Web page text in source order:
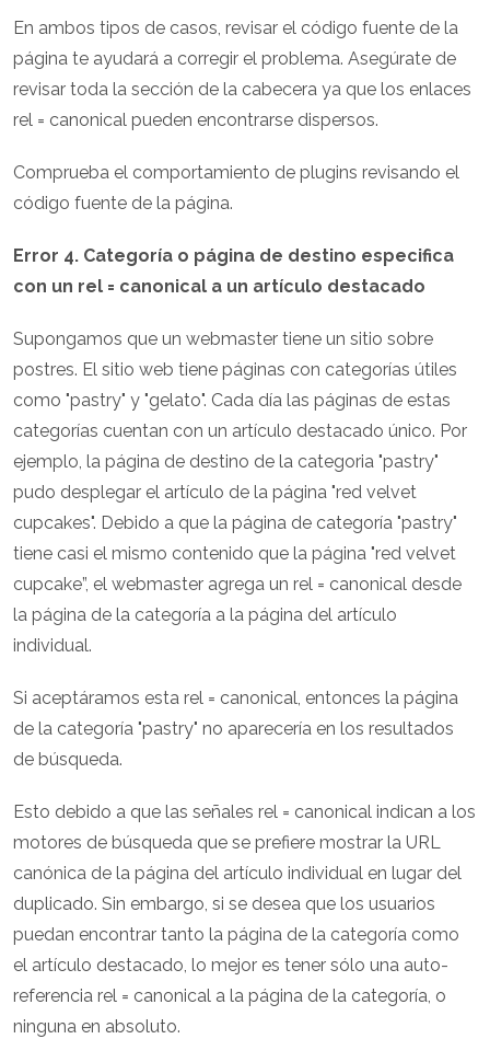
En ambos tipos de casos, revisar el código fuente de la
página te ayudará a corregir el problema. Asegúrate de
revisar toda la sección de la cabecera ya que los enlaces
rel = canonical pueden encontrarse dispersos.
Comprueba el comportamiento de plugins revisando el
código fuente de la página.
Error 4. Categoría o página de destino especifica
con un rel = canonical a un artículo destacado
Supongamos que un webmaster tiene un sitio sobre
postres. El sitio web tiene páginas con categorías útiles
como "pastry" y "gelato". Cada día las páginas de estas
categorías cuentan con un artículo destacado único. Por
ejemplo, la página de destino de la categoria "pastry"
pudo desplegar el artículo de la página "red velvet
cupcakes". Debido a que la página de categoría "pastry"
tiene casi el mismo contenido que la página "red velvet
cupcake”, el webmaster agrega un rel = canonical desde
la página de la categoría a la página del artículo
individual.
Si aceptáramos esta rel = canonical, entonces la página
de la categoría "pastry" no aparecería en los resultados
de búsqueda.
Esto debido a que las señales rel = canonical indican a los
motores de búsqueda que se prefiere mostrar la URL
canónica de la página del artículo individual en lugar del
duplicado. Sin embargo, si se desea que los usuarios
puedan encontrar tanto la página de la categoría como
el artículo destacado, lo mejor es tener sólo una auto-
referencia rel = canonical a la página de la categoría, o
ninguna en absoluto.